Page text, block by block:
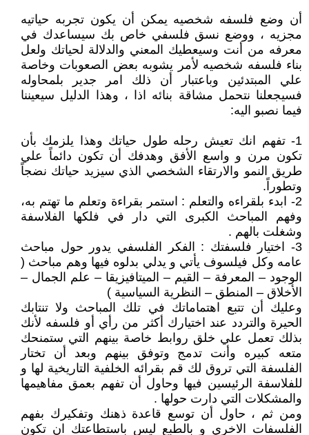
أن وضع فلسفه شخصيه يمكن أن يكون تجربه حياتيه
مجزيه ، ووضع نسق فلسفي خاص بك سيساعدك في
معرفه من أنت وسيعطيك المعني والدلالة لحياتك ولعل
بناء فلسفه شخصيه لأمر يشوبه بعض الصعوبات وخاصة
علي المبتدئين وباعتبار أن ذلك امر جدير بلمحاوله
فسيجعلنا نتحمل مشاقة بنائه اذا ، وهذا الدليل سيعيننا
فيما نصبو اليه:
1- تفهم انك تعيش رحله طول حياتك وهذا يلزمك بأن
تكون مرن و واسع الأفق وهدفك أن تكون دائماً علي
طريق النمو والارتقاء الشخصي الذي سيزيد حياتك نضجاً
وتطوراً.
2- ابدء بلقراءه والتعلم : استمر بقراءة وتعلم ما تهتم به،
وفهم المباحث الكبرى التي دار في فلكها الفلاسفة
وشغلت بالهم .
3- اختيار فلسفتك : الفكر الفلسفي يدور حول مباحث
عامه وكل فيلسوف يأتي و يدلي بدلوه فيها وهم مباحث (
الوجود – المعرفة – القيم – الميتافيزيقا – علم الجمال –
الأخلاق – المنطق – النظرية السياسية )
وعليك أن تتبع اهتماماتك في تلك المباحث ولا تنتابك
الحيرة والتردد عند اختيارك أكثر من رأي أو فلسفه لأنك
بذلك تعمل علي خلق روابط خاصة بينهم التي ستمنحك
متعه كبيره وأنت تدمج وتوفق بينهم وبعد أن تختار
الفلسفة التي تروق لك قم بقرائه الخلفية التاريخية لها و
للفلاسفة الرئيسين فيها وحاول أن تفهم بعمق مفاهيمها
والمشكلات التي دارت حولها .
ومن ثم ، حاول أن توسع قاعدة ذهنك وتفكيرك بفهم
الفلسفات الاخري و بالطبع ليس باستطاعتك ان تكون